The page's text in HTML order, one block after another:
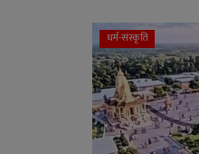
धर्म-संस्कृति